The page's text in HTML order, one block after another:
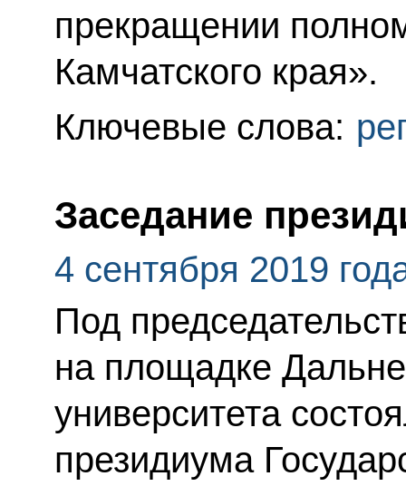
прекращении
Камчатского края».
Ключевые слова:
Заседание
4 сентября 2019
Под
на площадке
университета
президиума